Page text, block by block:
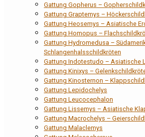
Gattung Gopherus –
Gattung Graptemys –
Gattung Heosemys – Asiatische
Gattung Homopus –
Gattung Hydromedusa –
Schlangenhalsschildkröten
Gattung Indotestudo – Asiatische
Gattung Kinixys –
Gattung Kinosternon –
Gattung Lepidochelys
Gattung Leucocephalon
Gattung Lissemys – Asiatische
Gattung Macrochelys –
Gattung Malaclemys